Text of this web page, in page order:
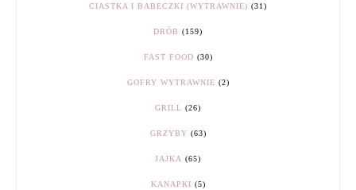
CIASTKA I BABECZKI (WYTRAWNIE) (31)
DRÓB (159)
FAST FOOD (30)
GOFRY WYTRAWNIE (2)
GRILL (26)
GRZYBY (63)
JAJKA (65)
KANAPKI (5)